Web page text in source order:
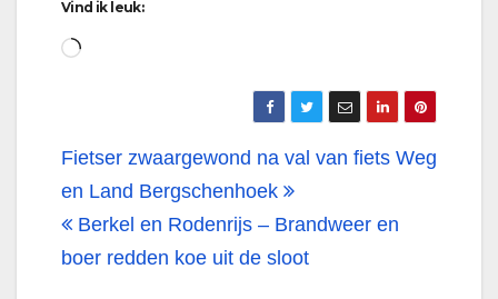
Vind ik leuk:
Aan
Bericht
navigatie
Fietser zwaargewond na val van fiets Weg
en Land Bergschenhoek
Berkel en Rodenrijs – Brandweer en
boer redden koe uit de sloot